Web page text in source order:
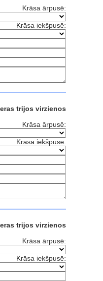
Krāsa ārpusē:
Krāsa iekšpusē:
trijos virzienos
Krāsa ārpusē:
Krāsa iekšpusē:
trijos virzienos
Krāsa ārpusē:
Krāsa iekšpusē: